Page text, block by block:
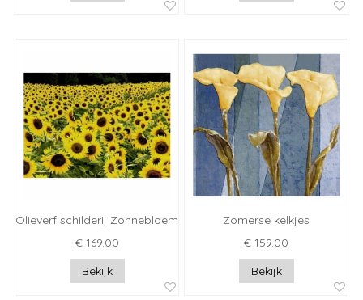
Olieverf schilderij Zonnebloemen veld
€ 169.00
Bekijk
Zomerse kelkjes
€ 159.00
Bekijk